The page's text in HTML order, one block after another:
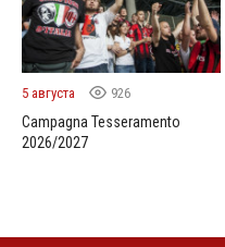
5 августа 926
Campagna Tesseramento
2026/2027